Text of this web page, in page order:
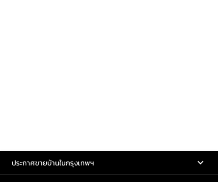
ประกาศขายบ้านในกรุงเทพฯ